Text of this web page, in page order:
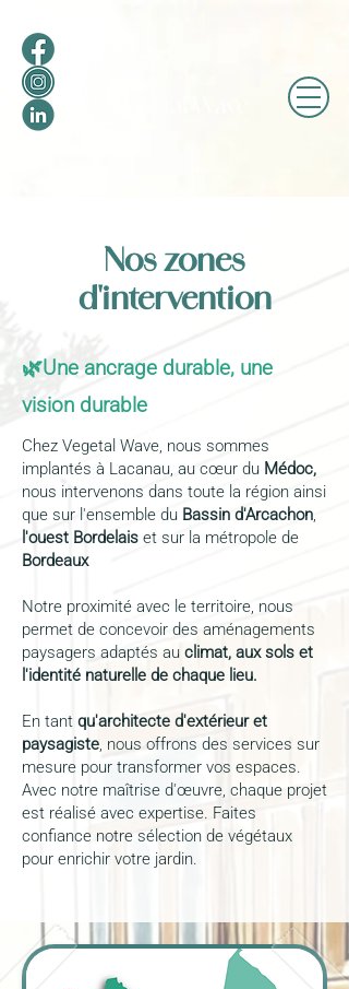
Nos zones
d'intervention
🌿Une ancrage durable, une
vision durable
Chez Vegetal Wave, nous sommes
implantés à Lacanau, au cœur du Médoc,
nous intervenons dans toute la région ainsi
que sur l'ensemble du Bassin d'Arcachon,
l'ouest Bordelais et sur la métropole de
Bordeaux
Notre proximité avec le territoire, nous
permet de concevoir des aménagements
paysagers adaptés au climat, aux sols et
l'identité naturelle de chaque lieu.​
En tant qu'architecte d'extérieur et
paysagiste, nous offrons des services sur
mesure pour transformer vos espaces.
Avec notre maîtrise d'œuvre, chaque projet
est réalisé avec expertise. Faites
confiance notre sélection de végétaux
pour enrichir votre jardin.